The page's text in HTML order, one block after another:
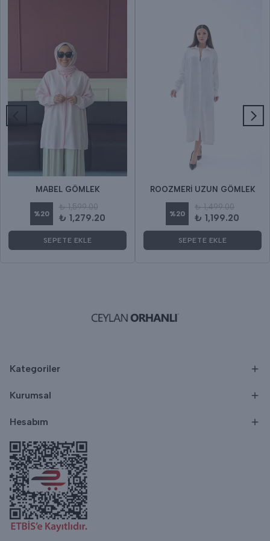
MABEL GÖMLEK
%20
₺ 1,599.00
₺ 1,279.20
SEPETE EKLE
ROOZMERİ UZUN GÖMLEK
%20
₺ 1,499.00
₺ 1,199.20
SEPETE EKLE
Kategoriler
Kurumsal
Hesabım